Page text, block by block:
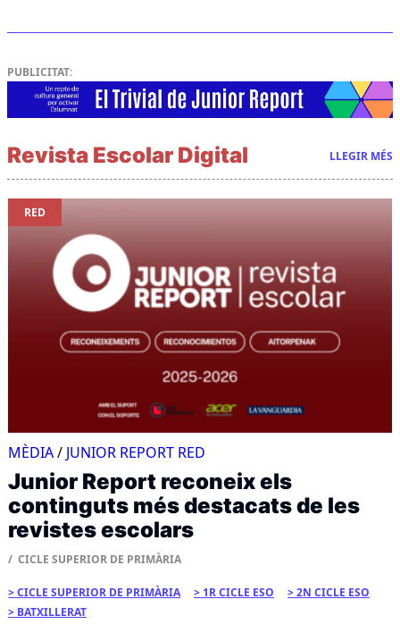
PUBLICITAT:
Revista Escolar Digital LLEGIR MÉS
RED
MÈDIA/ JUNIOR REPORT RED
Junior Report reconeix els
continguts més destacats de les
revistes escolars
CICLE SUPERIOR DE PRIMÀRIA
CICLE SUPERIOR DE PRIMÀRIA 1R CICLE ESO
2N CICLE ESO
BATXILLERAT